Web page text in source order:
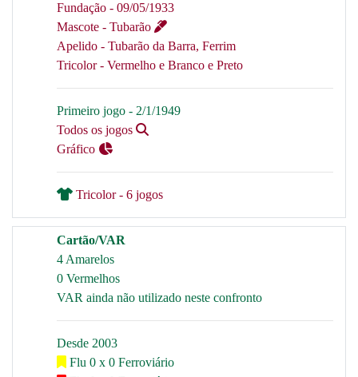
Fundação - 09/05/1933
Mascote - Tubarão
Apelido - Tubarão da Barra, Ferrim
Tricolor - Vermelho e Branco e Preto
Primeiro jogo - 2/1/1949
Todos os jogos
Gráfico
Tricolor - 6 jogos
Cartão/VAR
4 Amarelos
0 Vermelhos
VAR ainda não utilizado neste confronto
Desde 2003
Flu 0 x 0 Ferroviário